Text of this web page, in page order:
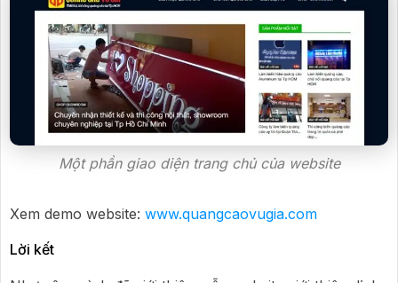
Một phần giao diện trang chủ của website
Xem demo website: www.quangcaovugia.com
Lời kết